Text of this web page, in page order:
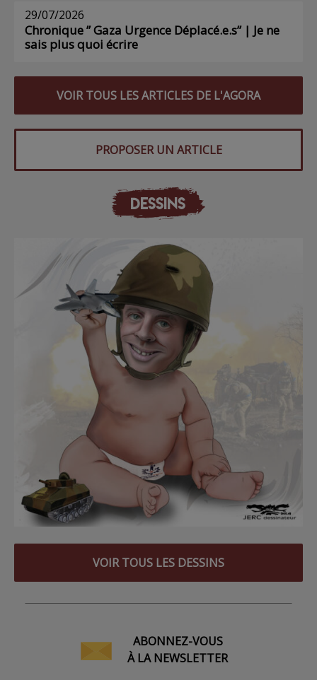
29/07/2026
Chronique ” Gaza Urgence Déplacé.e.s” | Je ne
sais plus quoi écrire
VOIR TOUS LES ARTICLES DE L'AGORA
PROPOSER UN ARTICLE
DESSINS
VOIR TOUS LES DESSINS
ABONNEZ-VOUS
À LA NEWSLETTER